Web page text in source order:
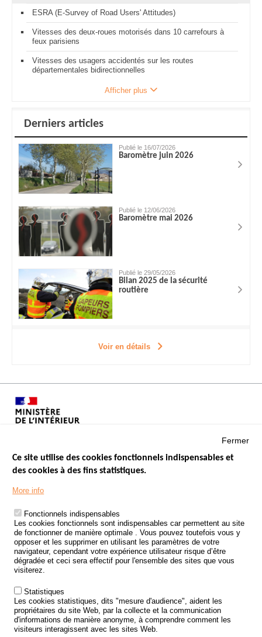
ESRA (E-Survey of Road Users' Attitudes)
Vitesses des deux-roues motorisés dans 10 carrefours à
feux parisiens
Vitesses des usagers accidentés sur les routes
départementales bidirectionnelles
Afficher plus
Derniers articles
Publié le 16/07/2026
Baromètre juin 2026
Publié le 12/06/2026
Baromètre mai 2026
Publié le 29/05/2026
Bilan 2025 de la sécurité
routière
Voir en détails
Menu
Footer
LES SITES PUBLICS
ÉTAT DE L’INSÉCURITÉ ROUTIÈRE
TRAITEMENT DES DONNÉES PERSONNELLES DES ACCIDENTS DE
LA ROUTE
ETUDES ET RECHERCHES
APPEL À PROJETS
POLITIQUE DE SÉCURITÉ ROUTIÈRE
Outils
AGENDA
Fermer
Ce site utilise des cookies fonctionnels indispensables et
des cookies à des fins statistiques.
More info
Fonctionnels indispensables
Les cookies fonctionnels sont indispensables car permettent au site
de fonctionner de manière optimale . Vous pouvez toutefois vous y
opposer et les supprimer en utilisant les paramètres de votre
navigateur, cependant votre expérience utilisateur risque d’être
dégradée et ceci sera effectif pour l'ensemble des sites que vous
visiterez.
Statistiques
Les cookies statistiques, dits "mesure d'audience", aident les
propriétaires du site Web, par la collecte et la communication
d'informations de manière anonyme, à comprendre comment les
visiteurs interagissent avec les sites Web.